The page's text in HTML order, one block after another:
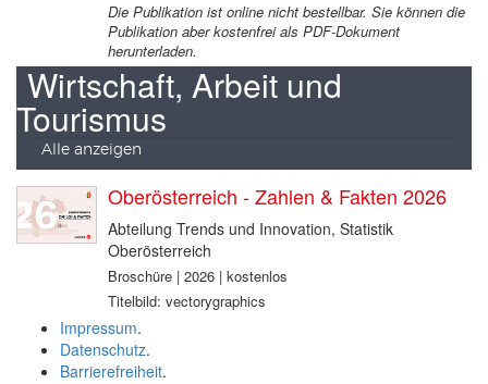
Die Publikation ist online nicht bestellbar. Sie können die
Publikation aber kostenfrei als PDF-Dokument
herunterladen.
Wirtschaft, Arbeit und
Tourismus
Alle anzeigen
Oberösterreich - Zahlen & Fakten 2026
Abteilung Trends und Innovation, Statistik
Oberösterreich
Broschüre | 2026 | kostenlos
Titelbild: vectorygraphics
Impressum.
Datenschutz.
Barrierefreiheit.